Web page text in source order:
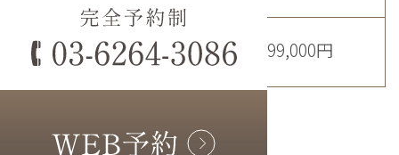
歯髄温存治療法（Vital Pulp
therapy）（大臼歯）
99,000円